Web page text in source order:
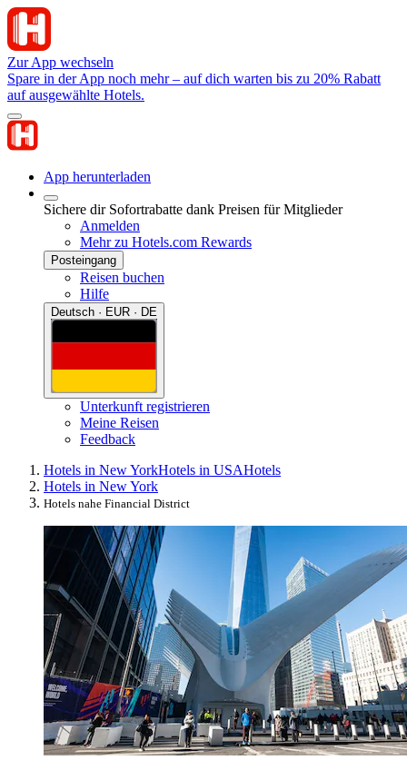
Zur App wechseln
Spare in der App noch mehr – auf dich warten bis zu 20% Rabatt
auf ausgewählte Hotels.
App herunterladen
Sichere dir Sofortrabatte dank Preisen für Mitglieder
Anmelden
Mehr zu Hotels.com Rewards
Posteingang
Reisen buchen
Hilfe
Deutsch · EUR · DE
Unterkunft registrieren
Meine Reisen
Feedback
Hotels in New YorkHotels in USAHotels
Hotels in New York
Hotels nahe Financial District